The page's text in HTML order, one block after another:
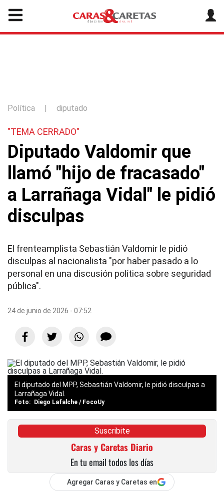
Política | diputado
"TEMA CERRADO"
Diputado Valdomir que
llamó "hijo de fracasado"
a Larrañaga Vidal" le pidió
disculpas
El frenteamplista Sebastián Valdomir le pidió
disculpas al nacionalista "por haber pasado a lo
personal en una discusión política sobre seguridad
pública".
24 de junio de 2026 - 07:52
El diputado del MPP, Sebastián Valdomir, le pidió disculpas a
Larrañaga Vidal.
Diego Lafalche / FocoUy
Suscribite
Caras y Caretas Diario
En tu email todos los días
Agregar Caras y Caretas en